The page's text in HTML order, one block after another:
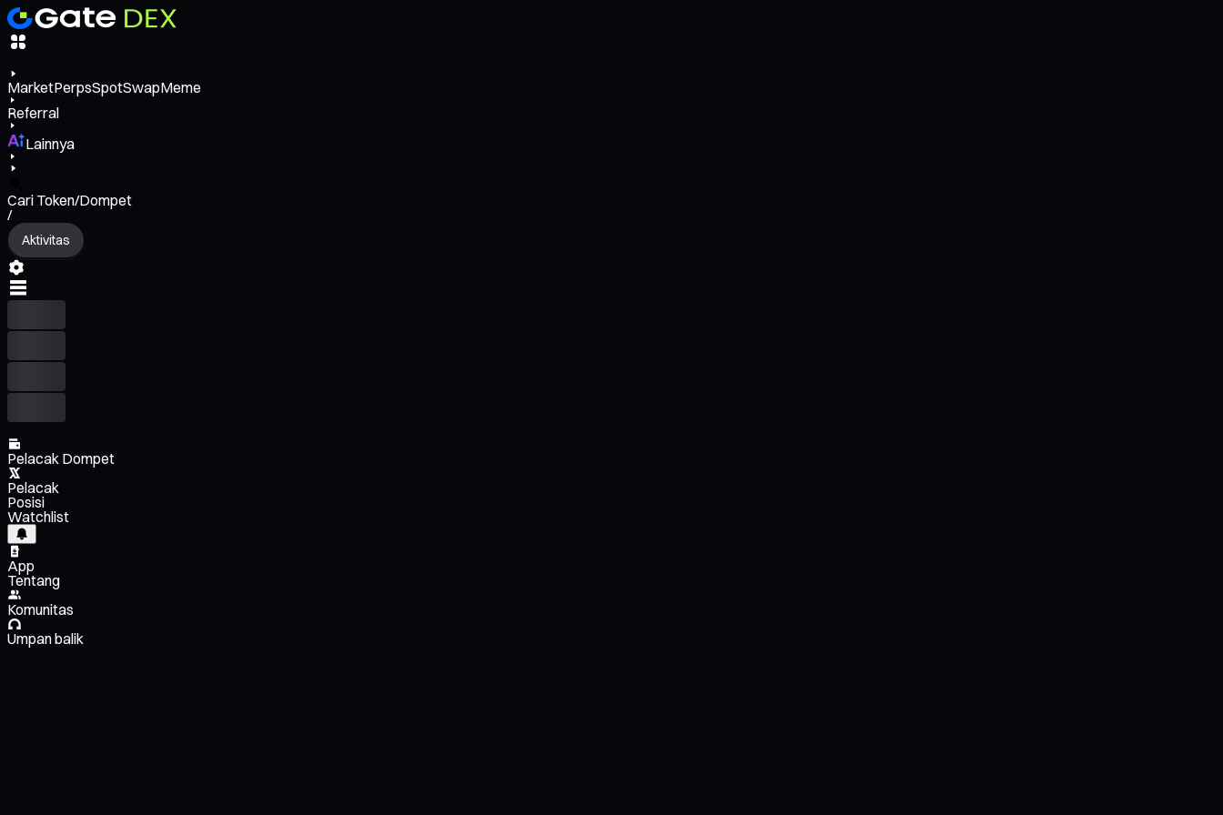
MarketPerpsSpotSwapMeme
Referral
Lainnya
Cari Token/Dompet
/
Aktivitas
Pelacak Dompet
Pelacak
Posisi
Watchlist
App
Tentang
Komunitas
Umpan balik